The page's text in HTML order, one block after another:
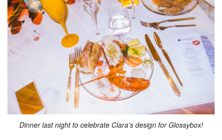
Dinner last night to celebrate Clara’s design for Glossybox!